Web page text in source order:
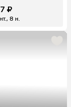
₽
8 н.